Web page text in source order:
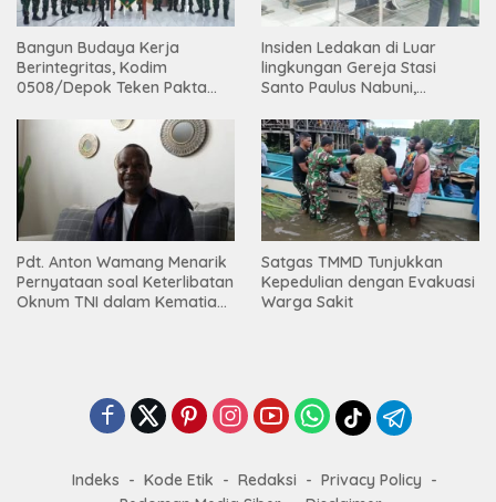
Bangun Budaya Kerja
Berintegritas, Kodim
0508/Depok Teken Pakta
Insiden Ledakan di Luar
lingkungan Gereja Stasi
Santo Paulus Nabuni,
Pdt. Anton Wamang Menarik
Pernyataan soal Keterlibatan
Oknum TNI dalam Kematian
Satgas TMMD Tunjukkan
Kepedulian dengan Evakuasi
Warga Sakit
Indeks Kode Etik Redaksi
Privacy Policy